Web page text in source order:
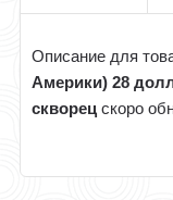
Описание для
Америки) 28
скворец скоро